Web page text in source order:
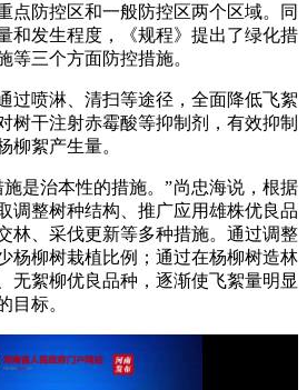
点防控区和一般防控区两个区域。同
和发生程度，《规程》提出了绿化措
等三个方面防控措施。
喷淋、清扫等途径，全面降低飞絮
树干注射赤霉酸等抑制剂，有效抑制
柳絮产生量。
治本性的措施。”尚忠海说，根据
调整树种结构、推广应用雄株优良品
林、采伐更新等多种措施。通过调整
杨柳树栽植比例；通过在杨柳树造林
无絮柳优良品种，逐渐使飞絮量明显
目标。